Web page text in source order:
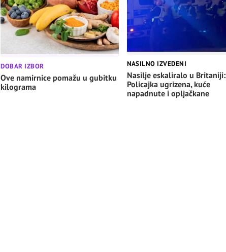
DOBAR IZBOR
Ove namirnice pomažu u gubitku
kilograma
NASILNO IZVEDENI
Nasilje eskaliralo u Britaniji:
Policajka ugrizena, kuće
napadnute i opljačkane